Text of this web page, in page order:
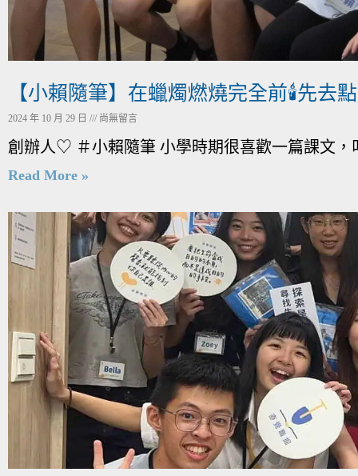
【小賴隨筆】在蠟燭燃燒完全前🕯️先去
2024 年 10 月 29 日 尚無留言
創辦人♡ ＃小賴隨筆 小學時期很喜歡一篇課文，
Read More »